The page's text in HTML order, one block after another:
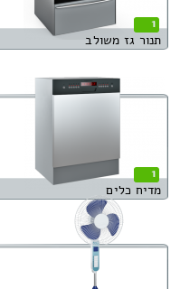
1
תנור גז משולב
1
מדיח כלים